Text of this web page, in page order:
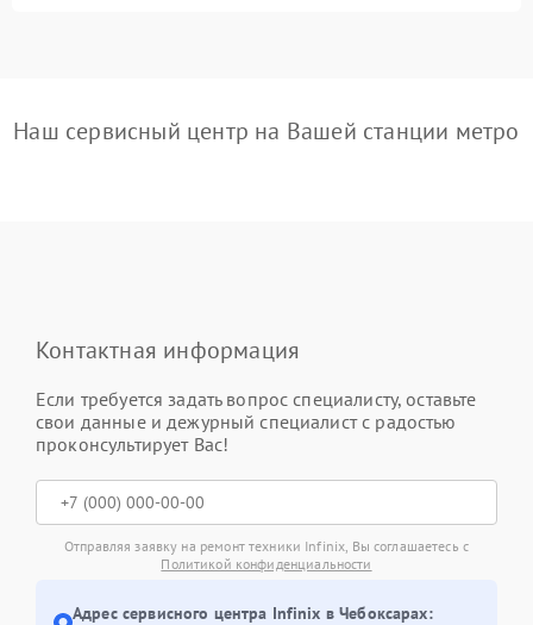
Наш сервисный центр на Вашей станции метро
Контактная информация
Если требуется задать вопрос специалисту, оставьте
свои данные и дежурный специалист с радостью
проконсультирует Вас!
Отправляя заявку на ремонт техники Infinix, Вы соглашаетесь с
Политикой конфиденциальности
Адрес сервисного центра Infinix в Чебоксарах: